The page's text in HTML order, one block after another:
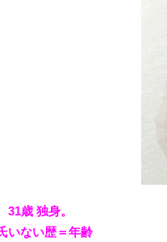
31歳 独身。
いない歴＝年齢